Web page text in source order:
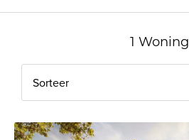
1 Woning
Sorteer